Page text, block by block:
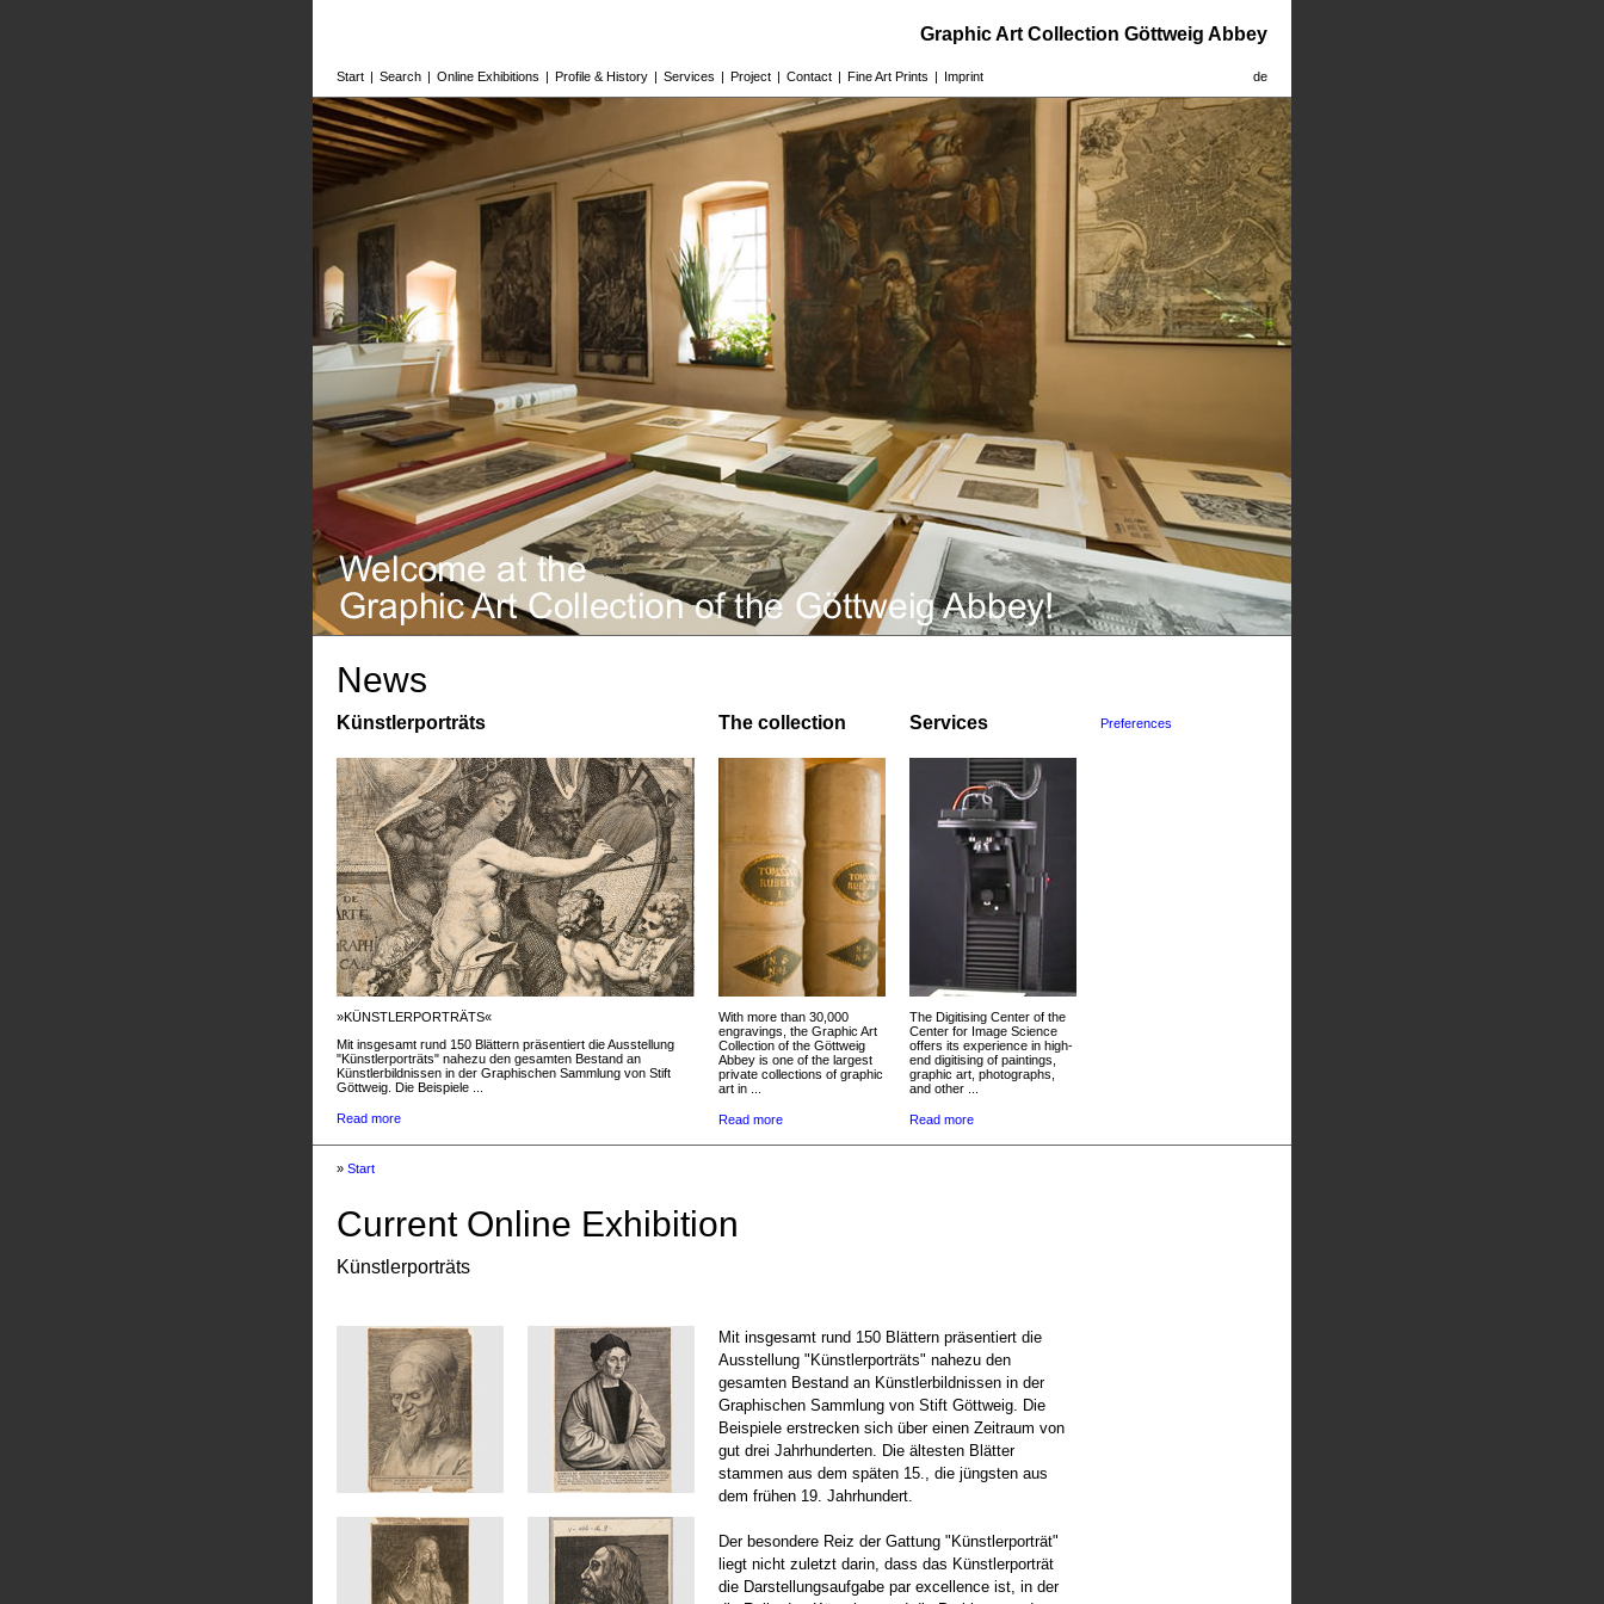
Graphic Art Collection Göttweig Abbey
de
Start | Search | Online Exhibitions | Profile & History | Services | Project | Contact | Fine Art Prints | Imprint
News
Künstlerporträts
»KÜNSTLERPORTRÄTS«
Mit insgesamt rund 150 Blättern präsentiert die Ausstellung
"Künstlerporträts" nahezu den gesamten Bestand an
Künstlerbildnissen in der Graphischen Sammlung von Stift
Göttweig. Die Beispiele ...
Read more
The collection
With more than 30,000
engravings, the Graphic Art
Collection of the Göttweig
Abbey is one of the largest
private collections of graphic
art in ...
Read more
Services
The Digitising Center of the
Center for Image Science
offers its experience in high-
end digitising of paintings,
graphic art, photographs,
and other ...
Read more
Preferences
» Start
Current Online Exhibition
Künstlerporträts
Mit insgesamt rund 150 Blättern präsentiert die
Ausstellung "Künstlerporträts" nahezu den
gesamten Bestand an Künstlerbildnissen in der
Graphischen Sammlung von Stift Göttweig. Die
Beispiele erstrecken sich über einen Zeitraum von
gut drei Jahrhunderten. Die ältesten Blätter
stammen aus dem späten 15., die jüngsten aus
dem frühen 19. Jahrhundert.
Der besondere Reiz der Gattung "Künstlerporträt"
liegt nicht zuletzt darin, dass das Künstlerporträt
die Darstellungsaufgabe par excellence ist, in der